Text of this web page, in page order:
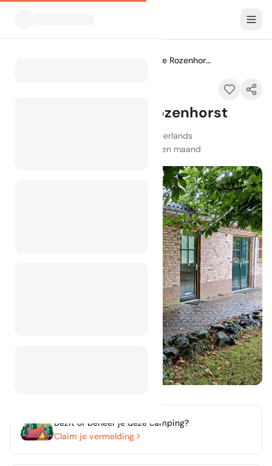
Vakantieverblijf de Rozenhorst
Vakantieverblijf de Rozenhorst
Hoofdstraat , 5973 ND Lottum , Netherlands
weergaven in de afgelopen maand
Bezit of beheer je deze camping?
Claim je vermelding